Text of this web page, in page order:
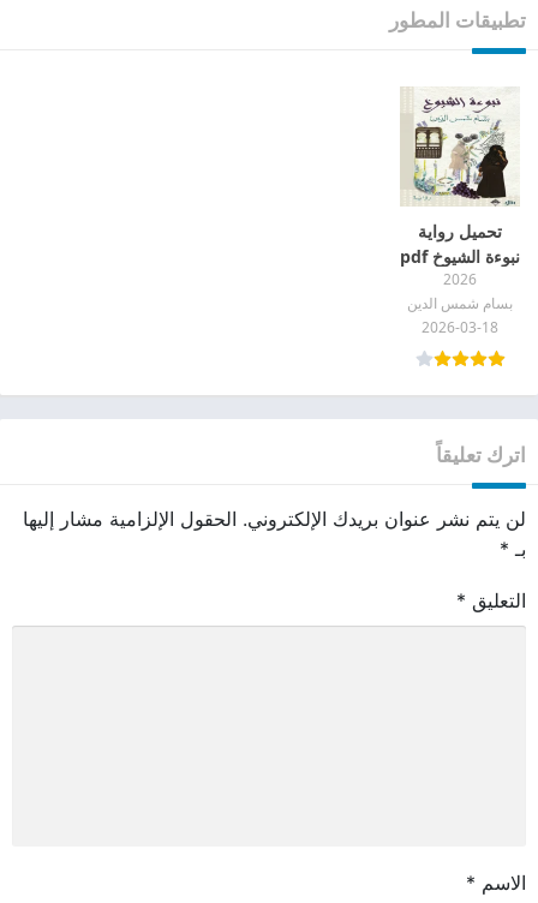
تطبيقات المطور
تحميل رواية
نبوءة الشيوخ pdf
2026
بسام شمس الدين
2026-03-18
اترك تعليقاً
لن يتم نشر عنوان بريدك الإلكتروني. الحقول الإلزامية مشار إليها
بـ *
التعليق *
الاسم *